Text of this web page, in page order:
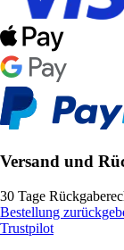
Versand und
30 Tage
Bestellung
Trustpilot